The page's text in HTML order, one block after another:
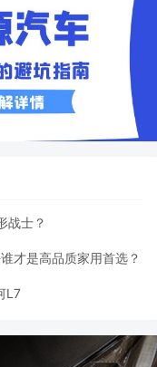
战士？
才是高品质家用首选？
L7